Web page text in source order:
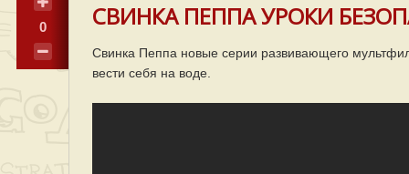
0 СВИНКА ПЕППА УРОКИ
Свинка Пеппа новые серии развивающего
вести себя на воде.